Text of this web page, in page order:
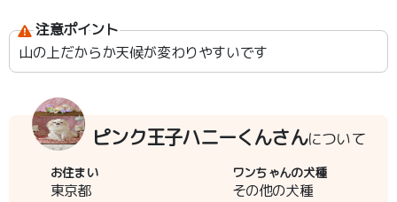
注意ポイント
山の上だからか天候が変わりやすいです
ピンク王子ハニーくんさんについて
お住まい
東京都
ワンちゃんの犬種
その他の犬種